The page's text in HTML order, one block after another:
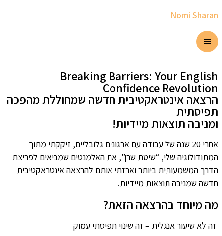
Nomi Sharan
Breaking Barriers: Your English
Confidence Revolution
הרצאה אינטראקטיבית חדשה שמחוללת מהפכה
תפיסתית
ומניבה תוצאות מיידיות!
אחרי 20 שנה של עבודה עם ארגונים גלובליים, זיקקתי מתוך
המתודולוגיה שלי, “שיטת שרן”, את האלמנטים שמביאים לפריצת
הדרך המשמעותית ביותר וארזתי אותם להרצאה אינטראקטיבית
חדשה שמניבה תוצאות מיידיות.
מה מיוחד בהרצאה הזאת?
זה לא שיעור אנגלית – זה שינוי תפיסתי עמוק